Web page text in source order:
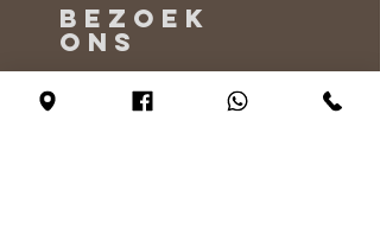
BEZOEK
ONS